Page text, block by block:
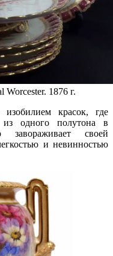
Worcester. 1876 г.
красок, где
из одного полутона в
своей
и невинностью